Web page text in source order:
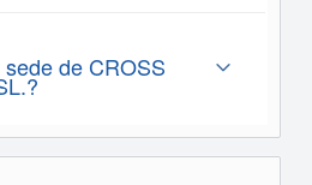
de CROSS